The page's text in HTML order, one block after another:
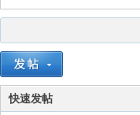
快速发帖